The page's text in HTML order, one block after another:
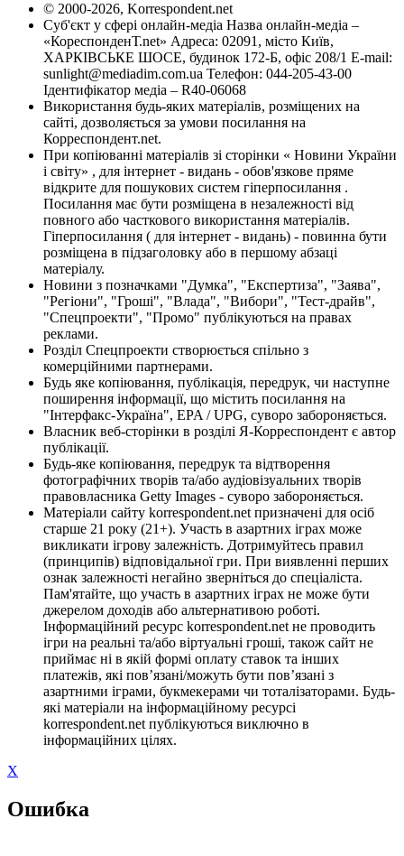
© 2000-2026, Korrespondent.net
Суб'єкт у сфері онлайн-медіа Назва онлайн-медіа –
«КореспонденТ.net» Адреса: 02091, місто Київ,
ХАРКІВСЬКЕ ШОСЕ, будинок 172-Б, офіс 208/1 E-mail:
sunlight@mediadim.com.ua Телефон: 044-205-43-00
Ідентифікатор медіа – R40-06068
Використання будь-яких матеріалів, розміщених на
сайті, дозволяється за умови посилання на
Корреспондент.net.
При копіюванні матеріалів зі сторінки « Новини України
і світу» , для інтернет - видань - обов'язкове пряме
відкрите для пошукових систем гіперпосилання .
Посилання має бути розміщена в незалежності від
повного або часткового використання матеріалів.
Гіперпосилання ( для інтернет - видань) - повинна бути
розміщена в підзаголовку або в першому абзаці
матеріалу.
Новини з позначками "Думка", "Експертиза", "Заява",
"Регіони", "Гроші", "Влада", "Вибори", "Тест-драйв",
"Спецпроекти", "Промо" публікуються на правах
реклами.
Розділ Спецпроекти створюється спільно з
комерційними партнерами.
Будь яке копіювання, публікація, передрук, чи наступне
поширення інформації, що містить посилання на
"Інтерфакс-Україна", EPA / UPG, суворо забороняється.
Власник веб-сторінки в розділі Я-Корреспондент є автор
публікації.
Будь-яке копіювання, передрук та відтворення
фотографічних творів та/або аудіовізуальних творів
правовласника Getty Images - суворо забороняється.
Матеріали сайту korrespondent.net призначені для осіб
старше 21 року (21+). Участь в азартних іграх може
викликати ігрову залежність. Дотримуйтесь правил
(принципів) відповідальної гри. При виявленні перших
ознак залежності негайно зверніться до спеціаліста.
Пам'ятайте, що участь в азартних іграх не може бути
джерелом доходів або альтернативою роботі.
Інформаційний ресурс korrespondent.net не проводить
ігри на реальні та/або віртуальні гроші, також сайт не
приймає ні в якій формі оплату ставок та інших
платежів, які пов’язані/можуть бути пов’язані з
азартними іграми, букмекерами чи тоталізаторами. Будь-
які матеріали на інформаційному ресурсі
korrespondent.net публікуються виключно в
інформаційних цілях.
X
Ошибка